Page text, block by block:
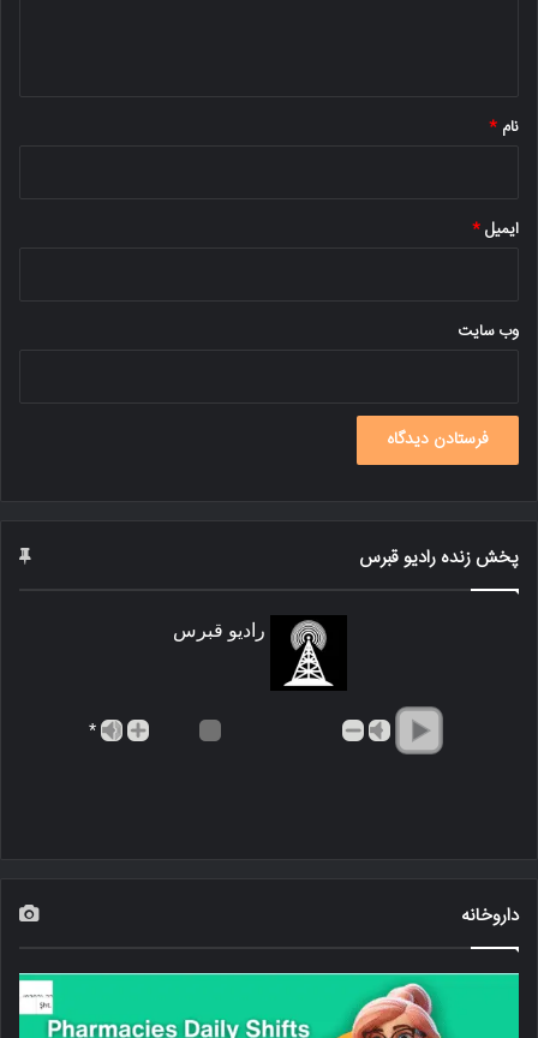
نام *
ایمیل*
وب‌ سایت
پخش زنده رادیو قبرس
رادیو قبرس
*
داروخانه